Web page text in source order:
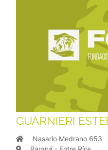
GUARNIERI
Nasario Medrano 653